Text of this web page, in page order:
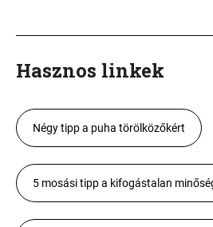
Hasznos linkek
Négy tipp a puha törölközőkért
5 mosási tipp a kifogástalan